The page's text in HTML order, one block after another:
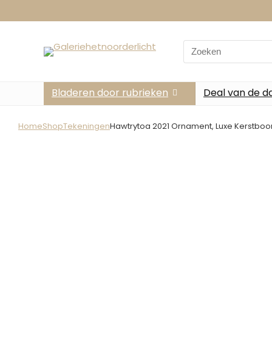
Search
for:
Bladeren door rubrieken Deal van de
HomeShopTekeningenHawtrytoa 2021 Ornament, Luxe